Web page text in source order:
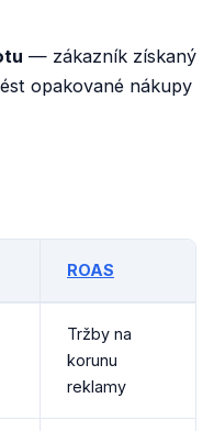
— zákazník získaný
opakované nákupy
ROAS
Tržby na
korunu
reklamy